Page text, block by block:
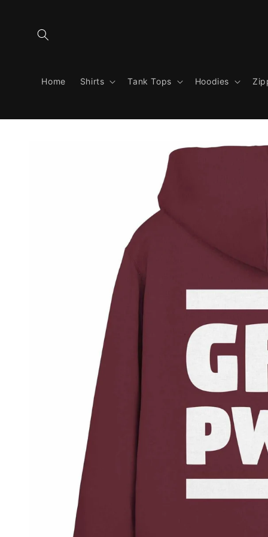
Home Shirts Tank Tops Hoodies